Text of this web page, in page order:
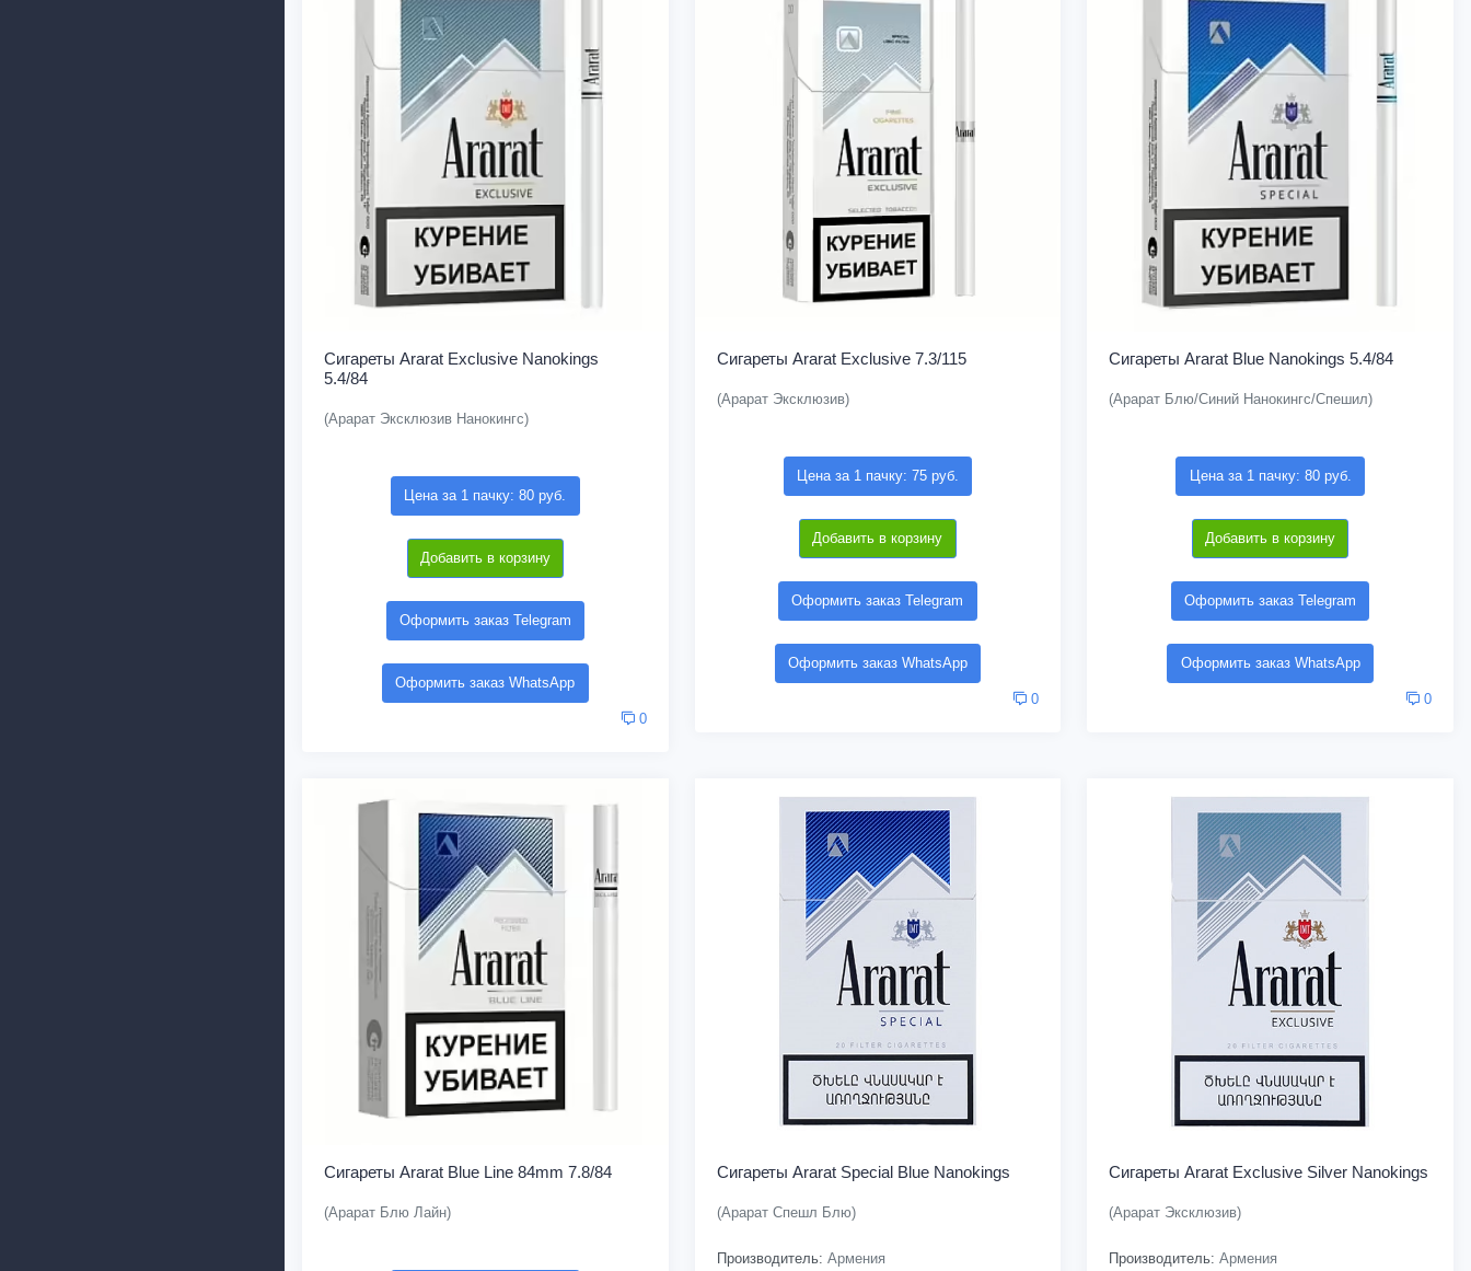
Сигареты Ararat Exclusive Nanokings
5.4/84
(Арарат Эксклюзив Нанокингс)
Цена за 1 пачку: 80 руб.
Добавить в корзину
Оформить заказ Telegram
Оформить заказ WhatsApp
0
Сигареты Ararat Exclusive 7.3/115
(Арарат Эксклюзив)
Цена за 1 пачку: 75 руб.
Добавить в корзину
Оформить заказ Telegram
Оформить заказ WhatsApp
0
Сигареты Ararat Blue Nanokings 5.4/84
(Арарат Блю/Синий Нанокингс/Спешил)
Цена за 1 пачку: 80 руб.
Добавить в корзину
Оформить заказ Telegram
Оформить заказ WhatsApp
0
Сигареты Ararat Blue Line 84mm 7.8/84
(Арарат Блю Лайн)
Сигареты Ararat Special Blue Nanokings
(Арарат Спешл Блю)
Производитель: Армения
Сигареты Ararat Exclusive Silver Nanokings
(Арарат Эксклюзив)
Производитель: Армения